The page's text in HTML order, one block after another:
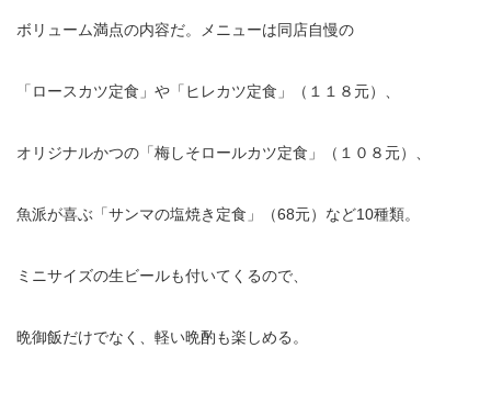
ボリューム満点の内容だ。メニューは同店自慢の
「ロースカツ定食」や「ヒレカツ定食」（１１８元）、
オリジナルかつの「梅しそロールカツ定食」（１０８元）、
魚派が喜ぶ「サンマの塩焼き定食」（68元）など10種類。
ミニサイズの生ビールも付いてくるので、
晩御飯だけでなく、軽い晩酌も楽しめる。